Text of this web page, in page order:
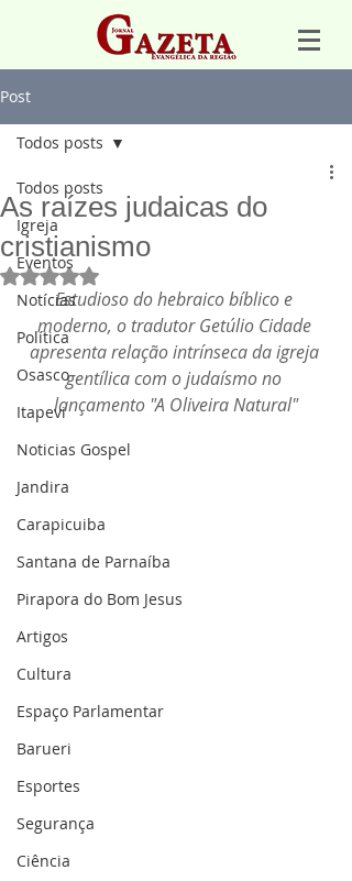
Post
Todos posts
Igreja
Eventos
Notícias
Política
Osasco
Itapevi
Noticias Gospel
Jandira
Carapicuiba
Santana de Parnaíba
Pirapora do Bom Jesus
Artigos
Cultura
Espaço Parlamentar
Barueri
Esportes
Segurança
Ciência
Todos posts
As raízes judaicas do
cristianismo
Avaliado com NaN de 5 estrelas.
Estudioso do hebraico bíblico e
moderno, o tradutor Getúlio Cidade
apresenta relação intrínseca da igreja
gentílica com o judaísmo no
lançamento "A Oliveira Natural"